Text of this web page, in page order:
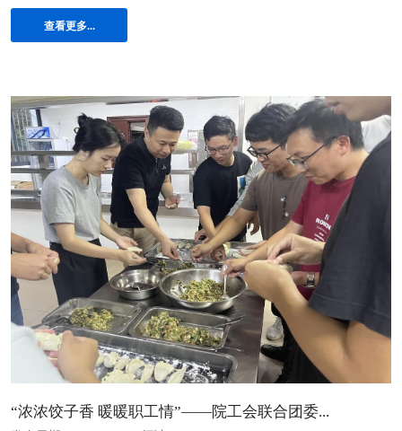
查看更多...
“浓浓饺子香 暖暖职工情”——院工会联合团委...